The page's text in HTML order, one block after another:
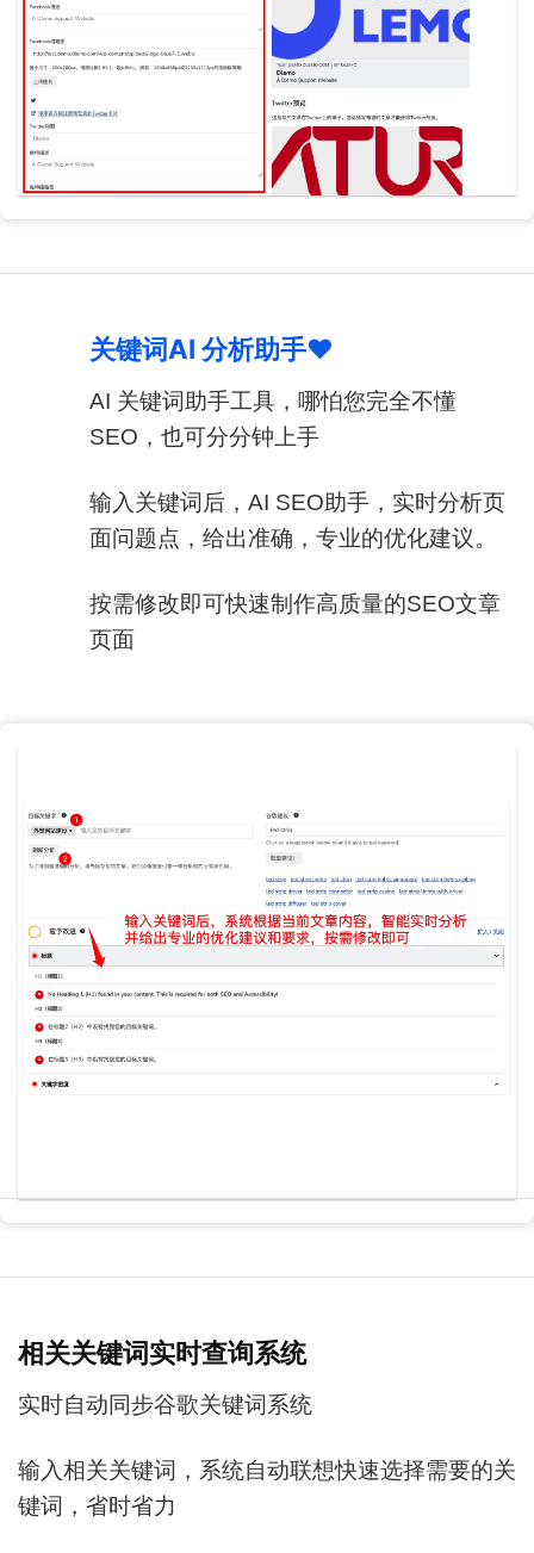
关键词AI 分析助手♥
AI 关键词助手工具，哪怕您完全不懂
SEO，也可分分钟上手
输入关键词后，AI SEO助手，实时分析页
面问题点，给出准确，专业的优化建议。
按需修改即可快速制作高质量的SEO文章
页面
相关关键词实时查询系统
实时自动同步谷歌关键词系统
输入相关关键词，系统自动联想快速选择需要的关
键词，省时省力